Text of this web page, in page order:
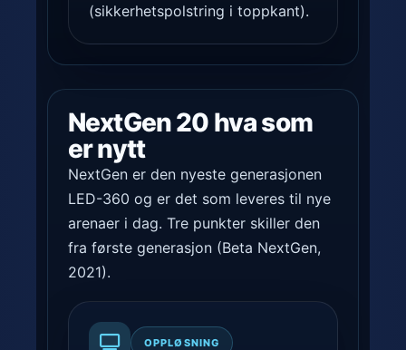
(sikkerhetspolstring i toppkant).
NextGen 20 hva som
er nytt
NextGen er den nyeste generasjonen
LED-360 og er det som leveres til nye
arenaer i dag. Tre punkter skiller den
fra første generasjon (Beta NextGen,
2021).
OPPLØSNING